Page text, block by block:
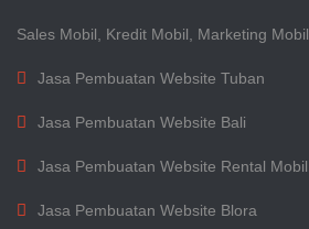
Sales Mobil, Kredit Mobil, Marketing Mobil.
Jasa Pembuatan Website Tuban
Jasa Pembuatan Website Bali
Jasa Pembuatan Website Rental Mobil
Jasa Pembuatan Website Blora